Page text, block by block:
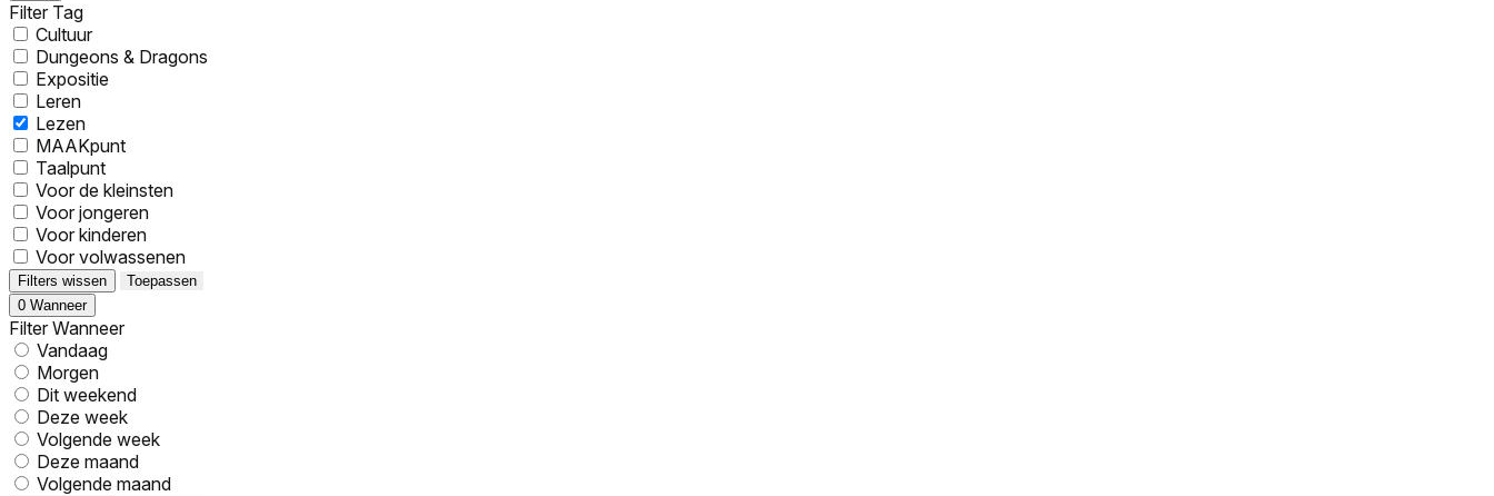
Filter Tag
Cultuur
Dungeons & Dragons
Expositie
Leren
Lezen
MAAKpunt
Taalpunt
Voor de kleinsten
Voor jongeren
Voor kinderen
Voor volwassenen
Filters wissen
Toepassen
0 Wanneer
Filter Wanneer
Vandaag
Morgen
Dit weekend
Deze week
Volgende week
Deze maand
Volgende maand